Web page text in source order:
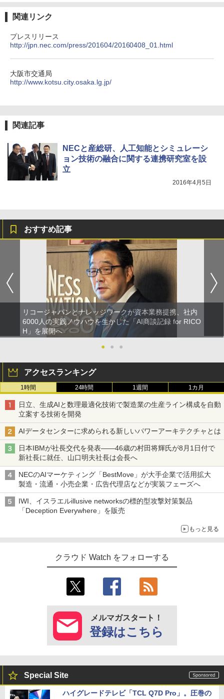
関連リンク
プレスリリース
http://jpn.nec.com/press/201604/20160408_01.html
大阪市交通局
http://www.kotsu.city.osaka.lg.jp/
関連記事
NECと産総研、人工知能とシミュレーシ
ョン技術の融合に関する連携研究室を設
立
2016年4月5日
おすすめ記事
リコージャパンとナレッジワークが資本業務提携、社内
6000人の実践ノウハウを生かした「AI商談記録 for RICO
H」を展開へ
●
● ●
アクセスランキング
1時間 24時間 1週間 1カ月
日立、生成AIと数理最適化技術で製造業の生産ライン構成を自動
立案する技術を開発
AIデータセンターに求められる新しいパワーアーキテクチャとは
日本IBMが社長交代を発表――46歳の村田将輝氏が8月1日付で
新社長に就任、山口明夫社長は会長へ
NECのAIマーケティング「BestMove」が大手企業で活用拡大
製造・流通・小売企業・広告代理店などが実装フェーズへ
IWI、イスラエルillusive networksの標的型攻撃対策製品
「Deception Everywhere」を販売
もっと見る
クラウド Watch をフォローする
メルマガスタート！
登録はこちら
Special Site
ハイグレードテレビ「TCL Q7D Pro」。圧巻の